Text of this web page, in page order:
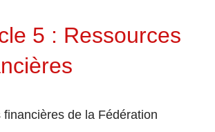
5 : Ressources
financières de la Fédération